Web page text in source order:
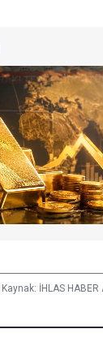
Kaynak: İHLAS HABER